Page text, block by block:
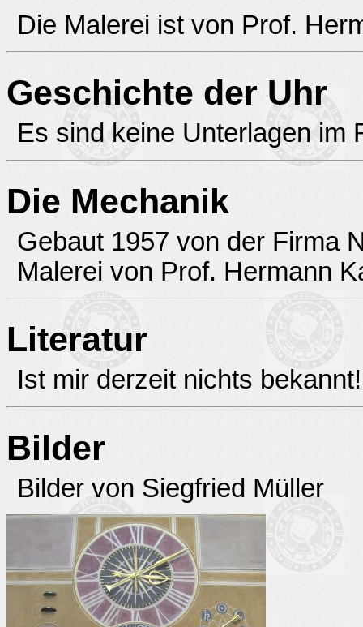
Die Malerei ist von Prof.
Geschichte der Uhr
Es sind keine Unterlagen im
Die Mechanik
Gebaut 1957 von der Firma
Malerei von Prof. Hermann
Literatur
Ist mir derzeit nichts bekannt!
Bilder
Bilder von Siegfried Müller